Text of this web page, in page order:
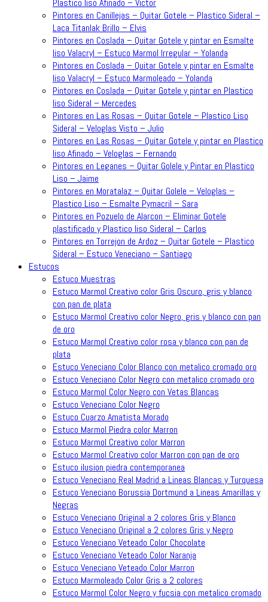
Plastico liso Afinado – Victor
Pintores en Canillejas – Quitar Gotele – Plastico Sideral –
Laca Titanlak Brillo – Elvis
Pintores en Coslada – Quitar Gotele y pintar en Esmalte
liso Valacryl – Estuco Marmol Irregular – Yolanda
Pintores en Coslada – Quitar Gotele y pintar en Esmalte
liso Valacryl – Estuco Marmoleado – Yolanda
Pintores en Coslada – Quitar Gotele y pintar en Plastico
liso Sideral – Mercedes
Pintores en Las Rosas – Quitar Gotele – Plastico Liso
Sideral – Veloglas Visto – Julio
Pintores en Las Rosas – Quitar Gotele y pintar en Plastico
liso Afinado – Veloglas – Fernando
Pintores en Leganes – Quitar Golele y Pintar en Plastico
Liso – Jaime
Pintores en Moratalaz – Quitar Golele – Veloglas –
Plastico Liso – Esmalte Pymacril – Sara
Pintores en Pozuelo de Alarcon – Eliminar Gotele
plastificado y Plastico liso Sideral – Carlos
Pintores en Torrejon de Ardoz – Quitar Gotele – Plastico
Sideral – Estuco Veneciano – Santiago
Estucos
Estuco Muestras
Estuco Marmol Creativo color Gris Oscuro, gris y blanco
con pan de plata
Estuco Marmol Creativo color Negro, gris y blanco con pan
de oro
Estuco Marmol Creativo color rosa y blanco con pan de
plata
Estuco Veneciano Color Blanco con metalico cromado oro
Estuco Veneciano Color Negro con metalico cromado oro
Estuco Marmol Color Negro con Vetas Blancas
Estuco Veneciano Color Negro
Estuco Cuarzo Amatista Morado
Estuco Marmol Piedra color Marron
Estuco Marmol Creativo color Marron
Estuco Marmol Creativo color Marron con pan de oro
Estuco ilusion piedra contemporanea
Estuco Veneciano Real Madrid a Lineas Blancas y Turquesa
Estuco Veneciano Borussia Dortmund a Lineas Amarillas y
Negras
Estuco Veneciano Original a 2 colores Gris y Blanco
Estuco Veneciano Original a 2 colores Gris y Negro
Estuco Veneciano Veteado Color Chocolate
Estuco Veneciano Veteado Color Naranja
Estuco Veneciano Veteado Color Marron
Estuco Marmoleado Color Gris a 2 colores
Estuco Marmol Color Negro y fucsia con metalico cromado